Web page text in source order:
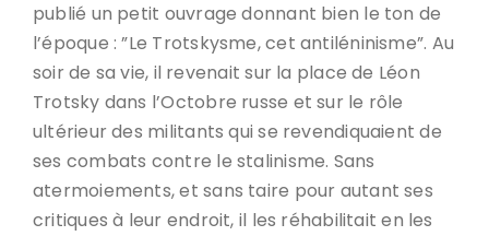
publié un petit ouvrage donnant bien le ton de
l’époque : ”Le Trotskysme, cet antiléninisme”. Au
soir de sa vie, il revenait sur la place de Léon
Trotsky dans l’Octobre russe et sur le rôle
ultérieur des militants qui se revendiquaient de
ses combats contre le stalinisme. Sans
atermoiements, et sans taire pour autant ses
critiques à leur endroit, il les réhabilitait en les